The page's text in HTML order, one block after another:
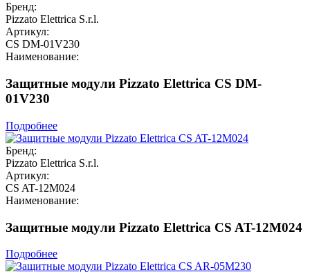
Бренд:
Pizzato Elettrica S.r.l.
Артикул:
CS DM-01V230
Наименование:
Защитные модули Pizzato Elettrica CS DM-
01V230
Подробнее
Бренд:
Pizzato Elettrica S.r.l.
Артикул:
CS AT-12M024
Наименование:
Защитные модули Pizzato Elettrica CS AT-12M024
Подробнее